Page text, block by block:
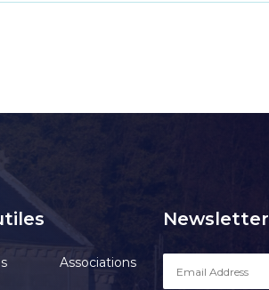
Associations
Newsletter